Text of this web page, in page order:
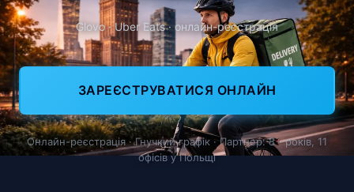
Glovo · Uber Eats · онлайн-реєстрація
ЗАРЕЄСТРУВАТИСЯ ОНЛАЙН
Онлайн-реєстрація · Гнучкий графік · Партнер: 8+ років, 11
офісів у Польщі